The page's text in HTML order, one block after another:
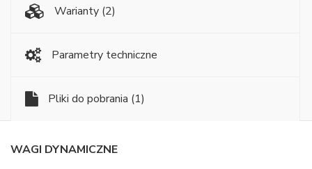
Warianty (2)
Parametry techniczne
Pliki do pobrania (1)
WAGI DYNAMICZNE